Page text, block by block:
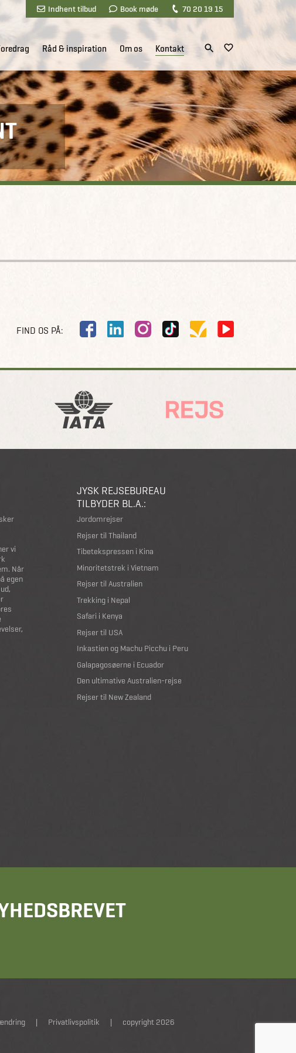
Indhent tilbud Book møde 70 20 19 15
Råd & inspiration Om os Kontakt
FIND OS PÅ:
vi
Når
egen
JYSK REJSEBUREAU
TILBYDER BL.A.:
Jordomrejser
Rejser til Thailand
Tibetekspressen i Kina
Minoritetstrek i Vietnam
Rejser til Australien
Trekking i Nepal
Safari i Kenya
Rejser til USA
Inkastien og Machu Picchu i Peru
Galapagosøerne i Ecuador
Den ultimative Australien-rejse
Rejser til New Zealand
| Privatlivspolitik | copyright 2026